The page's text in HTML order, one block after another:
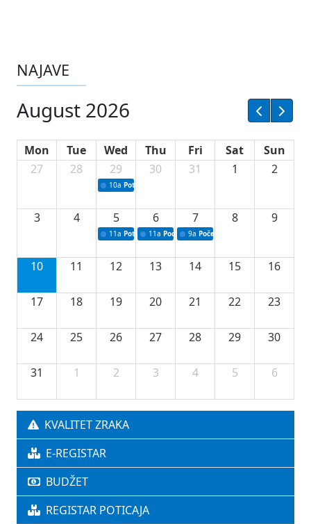
NAJAVE
August 2026
Mon Tue Wed Thu Fri Sat
Sun
27
28 29
10a Potpisivanje ugovora sa neprofitnim
30 31 1 2
3 4 5
11a Potpisivanje ugovora o stipendijama za
6
11a Podrška razvoju vodne infrastrukture u
7
9a Početak izgradnje nove
8 9
10 11 12 13 14 15 16
17 18 19 20 21 22 23
24 25 26 27 28 29 30
31 1 2 3 4 5 6
KVALITET ZRAKA
E-REGISTAR
BUDŽET
REGISTAR POTICAJA